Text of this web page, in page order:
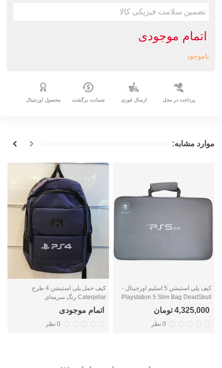
اتمام موجودی
ناموجود
پرداخت در محل ارسال فوری ضمانت برگشت محصول اورجینال
موارد مشابه:
کیف پلی استیشن 5 اسلیم اورجینال -
Playstation 5 Slim Bag DeadSkull
4,325,000 تومان
0 نظر
کیف حمل پلی استیشن 4 طرح
Caterpillar رنگ سرمه‌ای
اتمام موجودی
0 نظر